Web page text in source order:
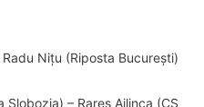
Nițu (Riposta București)
Slobozia) – Rareș Ailinca (CS